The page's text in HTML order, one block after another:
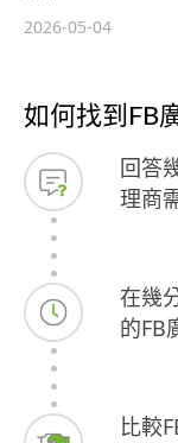
2026-05-04
如何找到FB
回答
理商
在幾
的FB
比較